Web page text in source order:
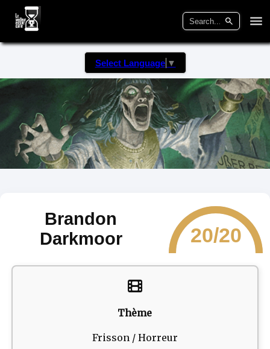
Select Language ▼
Brandon
Darkmoor
20/20
Thème
Frisson / Horreur